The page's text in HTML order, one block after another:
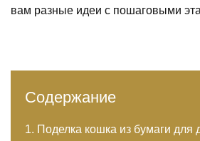
вам разные идеи с пошаговыми
Содержание
Поделка кошка из бумаги для